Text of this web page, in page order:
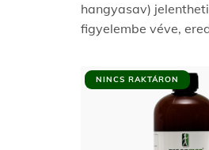
hangyasav)
figyelembe véve,
NINCS RAKTÁRON